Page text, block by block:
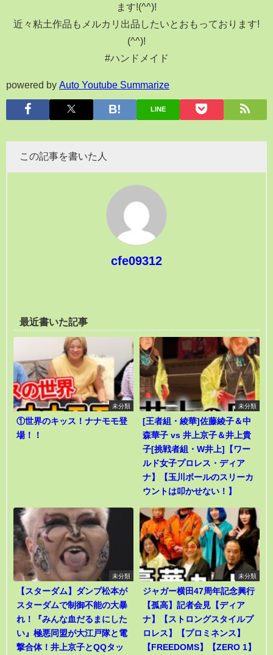
ます!(^^)!
近々粘土作品もメルカリ出品したいとおもっております!
(^^)!
#ハンドメイド
powered by Auto Youtube Summarize
LINE
この記事を書いた人
cfe09312
最近書いた記事
未分類
①世界のキッス！ナナモモ登
場！！
未分類
[王者組・綾華]佐藤綾子＆中
森華子 vs 井上京子＆井上貴
子[挑戦者組・W井上]【ワー
ルド女子プロレス・ディア
ナ】【玉川ボールのスリーカ
ウントは叩かせない！】
未分類
【スターダム】ダンプ松本が
スターダムで制御不能の大暴
れ！『みんな血だるまにした
い』極悪同盟が大江戸隊と電
撃合体！井上京子とQQタッ
未分類
ジャガー横田47周年記念興行
【孤高】記者会見【ディア
ナ】【ストロングスタイルプ
ロレス】【プロミネンス】
【FREEDOMS】【ZERO 1】